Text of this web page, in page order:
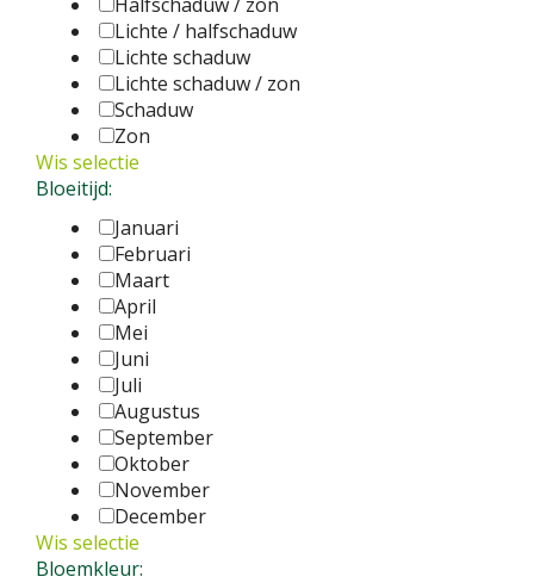
Lichte / halfschaduw
Lichte schaduw
Lichte schaduw / zon
Schaduw
Zon
Wis selectie
Bloeitijd:
Januari
Februari
Maart
April
Mei
Juni
Juli
Augustus
September
Oktober
November
December
Wis selectie
Bloemkleur: